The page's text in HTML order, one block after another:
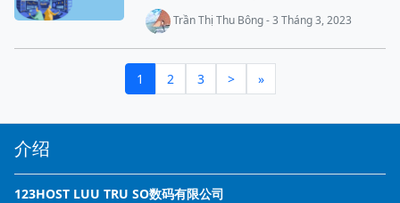
Trần Thị Thu Bông - 3 Tháng 3, 2023
1 2 3 > »
介绍
123HOST LUU TRU SO数码有限公司